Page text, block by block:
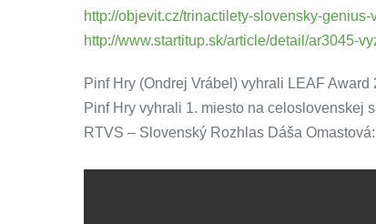
http://objevit.cz/trinactilety-slovensky-
http://www.startitup.sk/article/detail/ar3045-
Pinf Hry (Ondrej Vrábel) vyhrali LEAF Award
Pinf Hry vyhrali 1. miesto na celoslovenskej
RTVS – Slovenský Rozhlas Dáša